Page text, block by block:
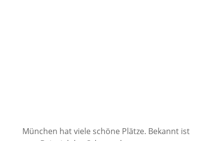
München hat viele schöne Plätze. Bekannt ist